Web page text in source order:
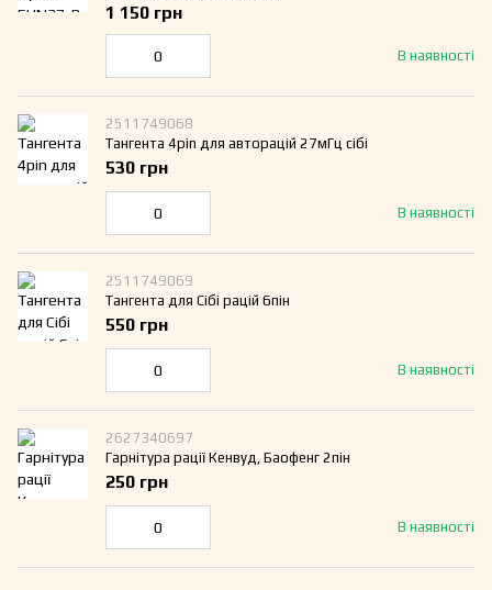
В наявності
1 150 грн
2511749068
Тангента 4pin для авторацій 27мГц сібі
В наявності
530 грн
2511749069
Тангента для Сібі рацій 6пін
В наявності
550 грн
2627340697
Гарнітура рації Кенвуд, Баофенг 2пін
В наявності
250 грн